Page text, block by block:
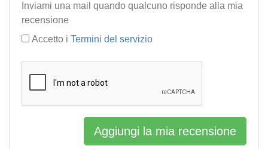
Inviami una mail quando qualcuno risponde alla mia
recensione
Accetto i Termini del servizio
Aggiungi la mia recensione